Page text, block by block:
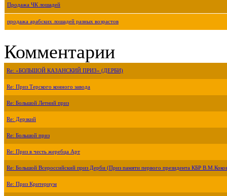
Продажа ЧК лошадей
продажа арабских лошадей разных возрастов
Комментарии
Re: «БОЛЬШОЙ КАЗАНСКИЙ ПРИЗ» (ДЕРБИ)
Re: Приз Терского конного завода
Re: Большой Летний приз
Re: Дерзкий
Re: Большой приз
Re: Приз в честь жеребца Арт
Re: Большой Всероссийский приз Дерби (Приз памяти первого президента КБР
Re: Приз Критериум